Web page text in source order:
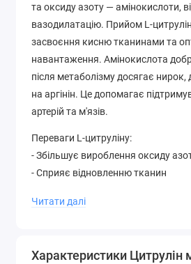
та оксиду азоту — амінокислоти,
вазодилатацію. Прийом L-
засвоєння кисню тканинами та
навантаження. Амінокислота
після метаболізму досягає
на аргінін. Це допомагає
артерій та м'язів.
Переваги L-цитруліну:
- Збільшує вироблення оксиду
- Сприяє відновленню тканин
- Покращує артеріальний тиск та
- покращує пампінг під час
Читати далі
Характеристики Цитрулін